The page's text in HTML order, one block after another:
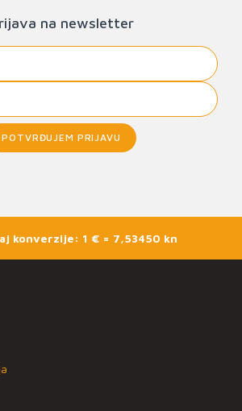
na newsletter
POTVRĐUJEM PRIJAVU
konverzije: 1 € = 7,53450 kn